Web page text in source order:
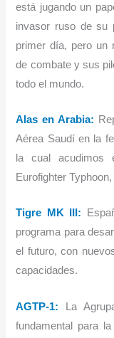
está jugando un
invasor ruso de su
primer día, pero un
de combate y sus
todo el mundo.
Alas en Arabia:
Aérea Saudí en la
la cual acudimos
Eurofighter
Tigre MK III:
programa para
el futuro, con
capacidades.
AGTP-1:
La
fundamental para